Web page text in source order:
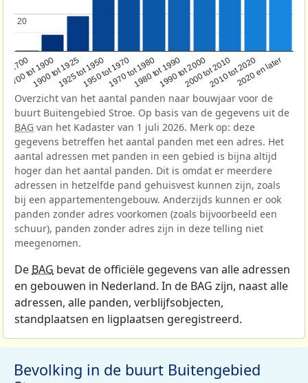
1700
1700 tot 1900
1900 tot 19251925 tot 19501950 tot 19701970 tot 19801980 tot 19901990 tot 20002000 tot 20102010 tot 20202020 en later
20
20
Overzicht van het aantal panden naar bouwjaar voor de
buurt Buitengebied Stroe. Op basis van de gegevens uit de
BAG van het Kadaster van 1 juli 2026. Merk op: deze
gegevens betreffen het aantal panden met een adres. Het
aantal adressen met panden in een gebied is bijna altijd
hoger dan het aantal panden. Dit is omdat er meerdere
adressen in hetzelfde pand gehuisvest kunnen zijn, zoals
bij een appartementengebouw. Anderzijds kunnen er ook
panden zonder adres voorkomen (zoals bijvoorbeeld een
schuur), panden zonder adres zijn in deze telling niet
meegenomen.
De BAG bevat de officiële gegevens van alle adressen
en gebouwen in Nederland. In de BAG zijn, naast alle
adressen, alle panden, verblijfsobjecten,
standplaatsen en ligplaatsen geregistreerd.
Bevolking in de buurt Buitengebied